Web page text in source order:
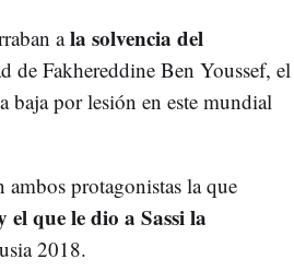
ala solvencia del
de Fakhereddine Ben Youssef, el
por lesión en este mundial
ambos protagonistas la que
que le dio a Sassi la
2018.